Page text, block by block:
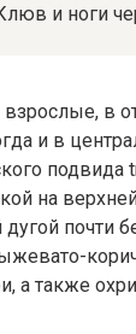
и ноги
в
и в
на
почти
а также